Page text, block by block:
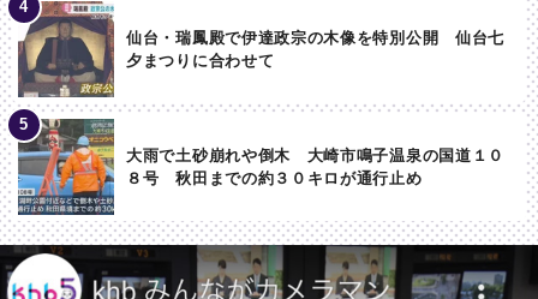
仙台・瑞鳳殿で伊達政宗の木像を特別公開 仙台七
夕まつりに合わせて
大雨で土砂崩れや倒木 大崎市鳴子温泉の国道１０
８号 秋田までの約３０キロが通行止め